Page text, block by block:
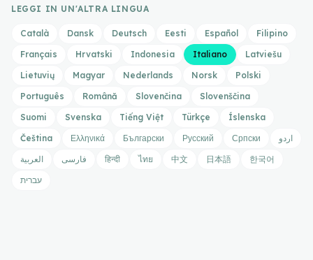
LEGGI IN UN'ALTRA LINGUA
Català Dansk Deutsch Eesti Español
Filipino
Français
Hrvatski Indonesia Italiano
Latviešu
Lietuvių
Magyar Nederlands Norsk
Polski
Português
Română Slovenčina
Slovenščina
Suomi
Svenska Tiếng Việt Türkçe
Íslenska
Čeština
Ελληνικά Български Русский Српски
اردو
العربية
فارسی हिन्दी ไทย 中文 日本語
한국어
עברית